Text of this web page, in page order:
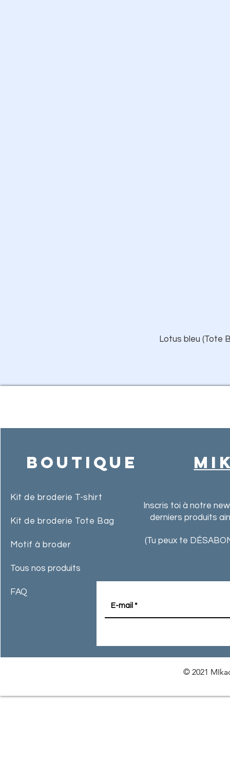
Lotus bleu (Tote
Boutique
Kit de broderie T-shirt
Kit de broderie Tote Bag
Motif à broder
Tous nos produits
FAQ
Inscris toi à notre
derniers produits
(Tu peux te
© 2021